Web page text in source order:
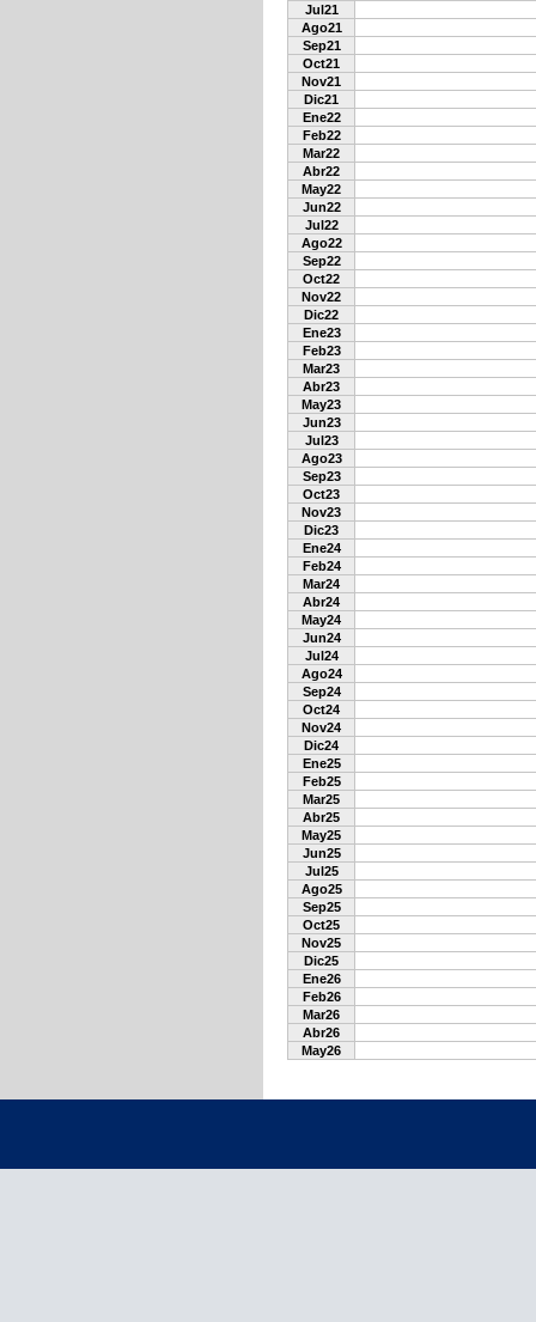
Jul21
Ago21
Sep21
Oct21
Nov21
Dic21
Ene22
Feb22
Mar22
Abr22
May22
Jun22
Jul22
Ago22
Sep22
Oct22
Nov22
Dic22
Ene23
Feb23
Mar23
Abr23
May23
Jun23
Jul23
Ago23
Sep23
Oct23
Nov23
Dic23
Ene24
Feb24
Mar24
Abr24
May24
Jun24
Jul24
Ago24
Sep24
Oct24
Nov24
Dic24
Ene25
Feb25
Mar25
Abr25
May25
Jun25
Jul25
Ago25
Sep25
Oct25
Nov25
Dic25
Ene26
Feb26
Mar26
Abr26
May26